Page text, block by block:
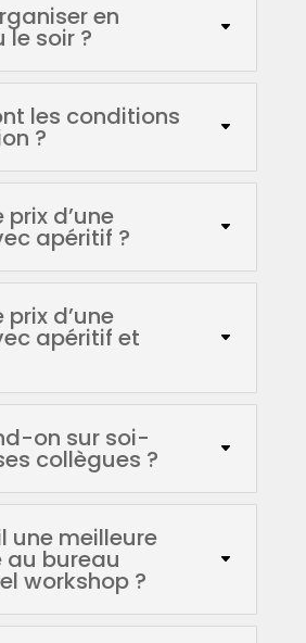
en
le soir ?
les conditions
?
d’une
apéritif ?
d’une
apéritif et
on sur soi-
collègues ?
meilleure
bureau
workshop ?